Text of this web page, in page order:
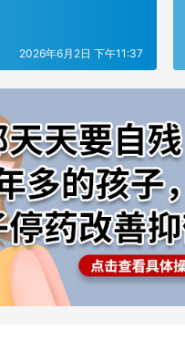
2026年6月2日 下午11:37